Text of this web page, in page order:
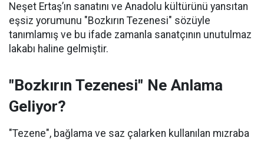
Neşet Ertaş’ın sanatını ve Anadolu kültürünü yansıtan
eşsiz yorumunu "Bozkırın Tezenesi" sözüyle
tanımlamış ve bu ifade zamanla sanatçının unutulmaz
lakabı haline gelmiştir.
"Bozkırın Tezenesi" Ne Anlama
Geliyor?
"Tezene", bağlama ve saz çalarken kullanılan mızraba